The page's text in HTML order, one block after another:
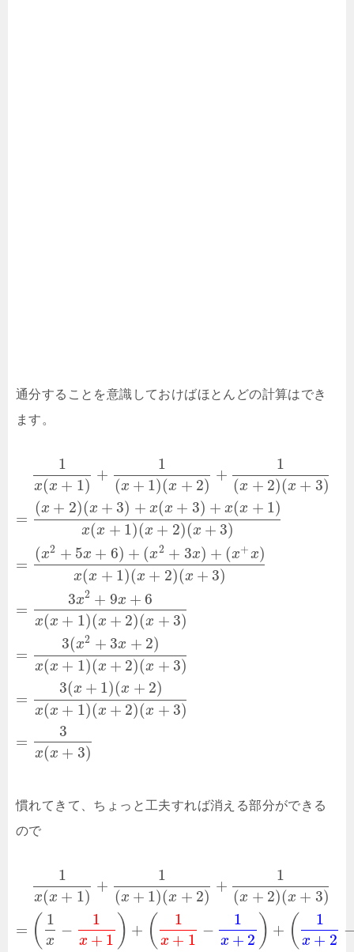
通分することを意識しておけばほとんどの計算はでき
ます。
1
x(x + 1)
+
1
(x + 1)(x + 2)
+
1
(x + 2)(x + 3)
=
(x + 2)(x + 3) + x(x + 3) + x(x + 1)
x(x + 1)(x + 2)(x + 3)
=
(x2 + 5x + 6) + (x2 + 3x) + (x+x)
x(x + 1)(x + 2)(x + 3)
=
3x2 + 9x + 6
x(x + 1)(x + 2)(x + 3)
=
3(x2 + 3x + 2)
x(x + 1)(x + 2)(x + 3)
=
3(x + 1)(x + 2)
x(x + 1)(x + 2)(x + 3)
=
3
x(x + 3)
慣れてきて、ちょっと工夫すれば消える部分ができる
ので
1
x(x + 1)
+
1
(x + 1)(x + 2)
+
1
(x + 2)(x + 3)
= ( 1
x
−
1
x + 1 ) + ( 1
x + 1
−
1
x + 2 ) + ( 1
x + 2